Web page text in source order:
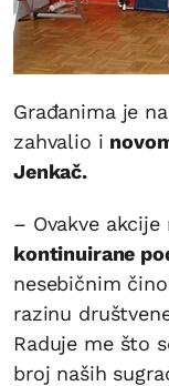
Građanima je
zahvalio i
Jenkač.
– Ovakve
kontinuirane
nesebičnim
razinu
Raduje me što
broj naših